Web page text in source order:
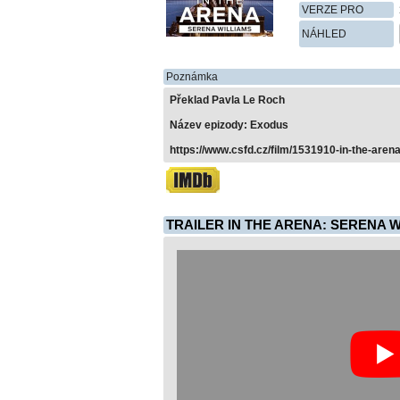
VERZE PRO
NÁHLED
Poznámka
Překlad Pavla Le Roch
Název epizody: Exodus
https://www.csfd.cz/film/1531910-in-the-
TRAILER IN THE ARENA: SERENA